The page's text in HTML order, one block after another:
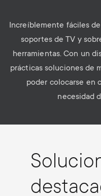
Increíblemente fáciles
soportes de TV y
herramientas. Con un
prácticas soluciones de
poder colocarse en
necesidad